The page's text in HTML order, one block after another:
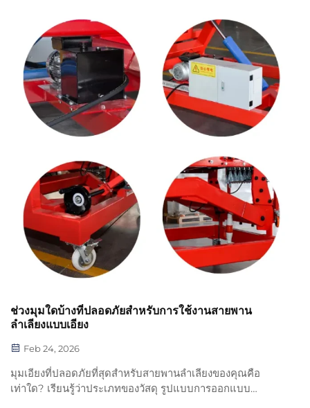
กส์ได้ก้าวเข้าสู่คลื่นลูกใหม่...
ช่วงมุมใดบ้างที่ปลอดภัยสำหรับการใช้งานสายพาน
ลำเลียงแบบเอียง
Feb 24, 2026
มุมเอียงที่ปลอดภัยที่สุดสำหรับสายพานลำเลียงของคุณคือ
เท่าใด? เรียนรู้ว่าประเภทของวัสดุ รูปแบบการออกแบบ